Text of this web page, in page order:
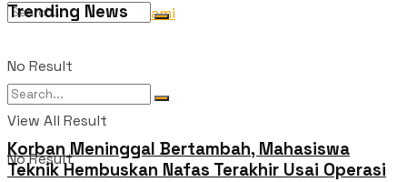
Tentang Kami
No Result
No Result
View All Result
Trending News
Korban Meninggal Bertambah, Mahasiswa
Teknik Hembuskan Nafas Terakhir Usai Operasi